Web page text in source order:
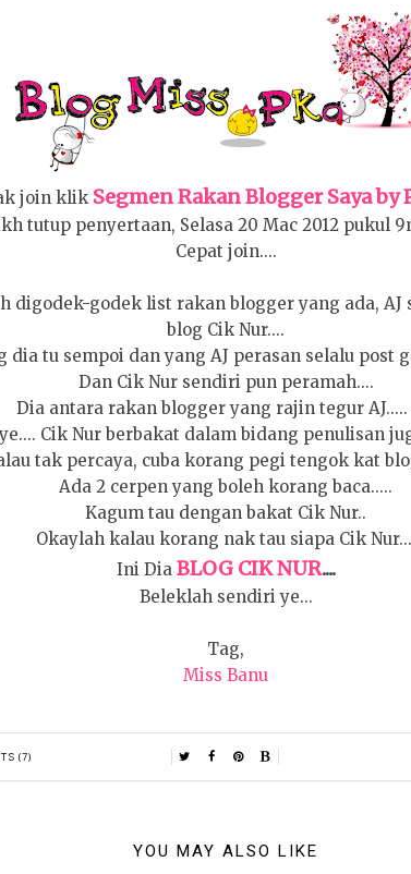
join klik Segmen Rakan Blogger Saya by
tutup penyertaan, Selasa 20 Mac 2012 pukul
Cepat join....
digodek-godek list rakan blogger yang ada, AJ
blog Cik Nur....
dia tu sempoi dan yang AJ perasan selalu post
Dan Cik Nur sendiri pun peramah....
Dia antara rakan blogger yang rajin tegur AJ.....
Cik Nur berbakat dalam bidang penulisan
tak percaya, cuba korang pegi tengok kat
Ada 2 cerpen yang boleh korang baca.....
Kagum tau dengan bakat Cik Nur..
Okaylah kalau korang nak tau siapa Cik
Ini Dia BLOG CIK NUR....
Beleklah sendiri ye...
Tag,
Miss Banu
(7)
YOU MAY ALSO LIKE